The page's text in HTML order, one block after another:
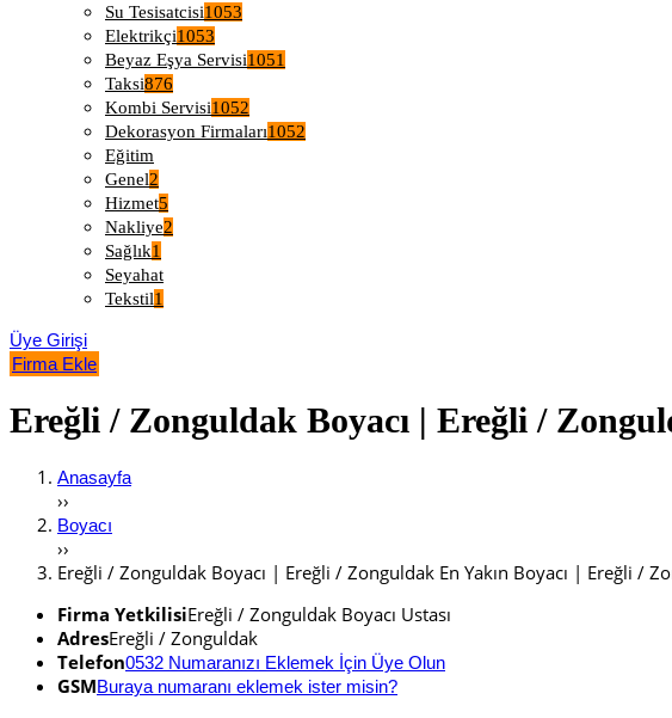
Su Tesisatcisi1053
Elektrikçi1053
Beyaz Eşya Servisi1051
Taksi876
Kombi Servisi1052
Dekorasyon Firmaları1052
Eğitim
Genel2
Hizmet5
Nakliye2
Sağlık1
Seyahat
Tekstil1
Üye Girişi
Firma Ekle
Ereğli / Zonguldak Boyacı | Ereğli /
Anasayfa
››
Boyacı
››
Ereğli / Zonguldak Boyacı | Ereğli / Zonguldak En Yakın Boyacı | Ereğli /
Firma YetkilisiEreğli / Zonguldak Boyacı Ustası
AdresEreğli / Zonguldak
Telefon0532 Numaranızı Eklemek İçin Üye Olun
GSMBuraya numaranı eklemek ister misin?